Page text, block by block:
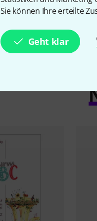
Sie können Ihre erteilte
Geht klar